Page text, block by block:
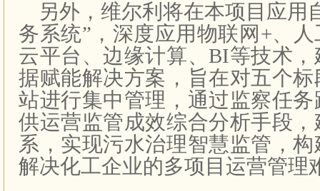
另外，维尔利将在本项目应用
务系统”，深度应用物联网+、
云平台、边缘计算、BI等技术
据赋能解决方案，旨在对五个
站进行集中管理，通过监察任
供运营监管成效综合分析手段
系，实现污水治理智慧监管，
解决化工企业的多项目运营管理